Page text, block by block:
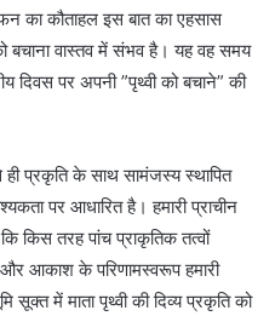
का कौताहल इस बात का एहसास
बचाना वास्तव में संभव है। यह वह समय
दिवस पर अपनी ”पृथ्वी को बचाने” की
प्रकृति के साथ सामंजस्य स्थापित
पर आधारित है। हमारी प्राचीन
किस तरह पांच प्राकृतिक तत्वों
और आकाश के परिणामस्वरूप हमारी
सूक्त में माता पृथ्वी की दिव्य प्रकृति को